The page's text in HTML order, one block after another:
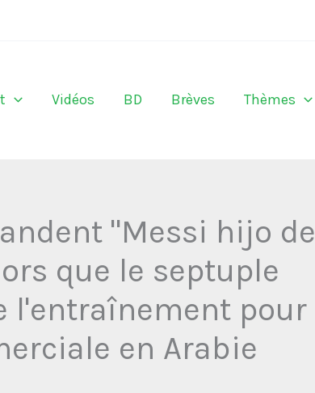
Vidéos BD Brèves Thèmes
"Messi hijo de
que le septuple
l'entraînement pour
en Arabie